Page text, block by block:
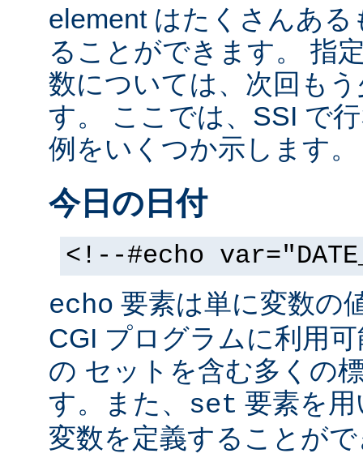
element はたくさんあ
ることができます。 指
数については、次回も
す。 ここでは、SSI で
例をいくつか示します。
今日の日付
<!--#echo
echo 要素は単に変数の
CGI プログラムに利用
の セットを含む多くの
す。また、 set 要素を
変数を定義することが